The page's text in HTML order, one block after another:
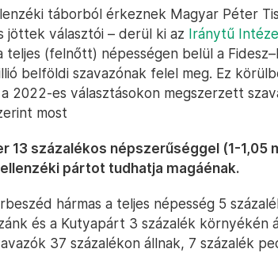
táborból érkeznek Magyar Péter
jöttek választói – derül ki az Iránytű
teljes (felnőtt) népességen belül a
belföldi szavazónak felel meg. Ez
2022-es választásokon megszerzett
most
13 százalékos népszerűséggel (1-1,05
pártot tudhatja magáénak.
hármas a teljes népesség 5
és a Kutyapárt 3 százalék környékén
37 százalékon állnak, 7 százalék